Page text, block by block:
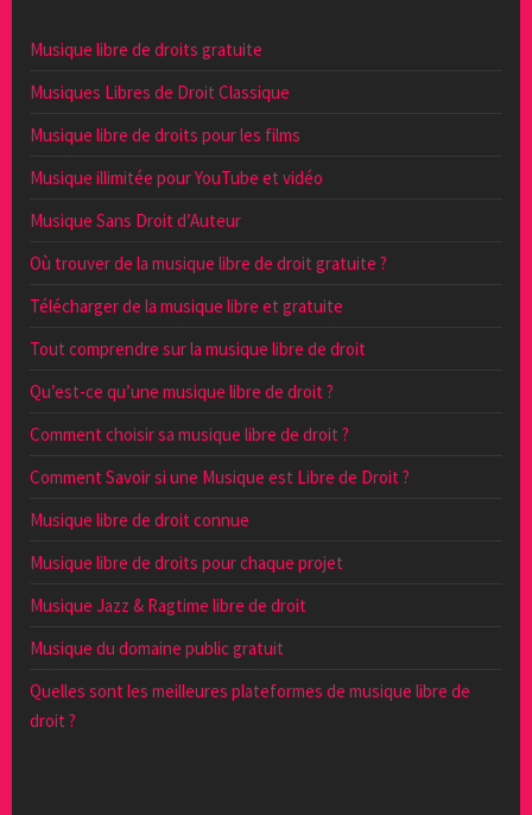
Musique libre de droits gratuite
Musiques Libres de Droit Classique
Musique libre de droits pour les films
Musique illimitée pour YouTube et vidéo
Musique Sans Droit d’Auteur
Où trouver de la musique libre de droit gratuite ?
Télécharger de la musique libre et gratuite
Tout comprendre sur la musique libre de droit
Qu’est-ce qu’une musique libre de droit ?
Comment choisir sa musique libre de droit ?
Comment Savoir si une Musique est Libre de Droit ?
Musique libre de droit connue
Musique libre de droits pour chaque projet
Musique Jazz & Ragtime libre de droit
Musique du domaine public gratuit
Quelles sont les meilleures plateformes de musique libre de
droit ?